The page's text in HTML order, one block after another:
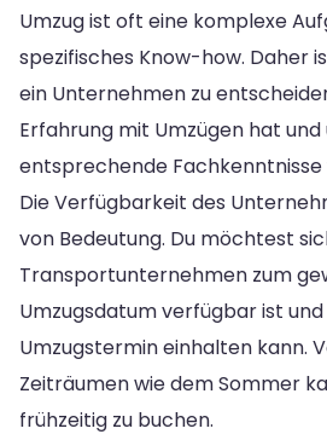
Umzug ist oft eine komplexe
spezifisches Know-how. Daher
ein Unternehmen zu
Erfahrung mit Umzügen hat
entsprechende
Die Verfügbarkeit des
von Bedeutung. Du möchtest
Transportunternehmen zum
Umzugsdatum verfügbar ist
Umzugstermin einhalten kann.
Zeiträumen wie dem Sommer
frühzeitig zu buchen.